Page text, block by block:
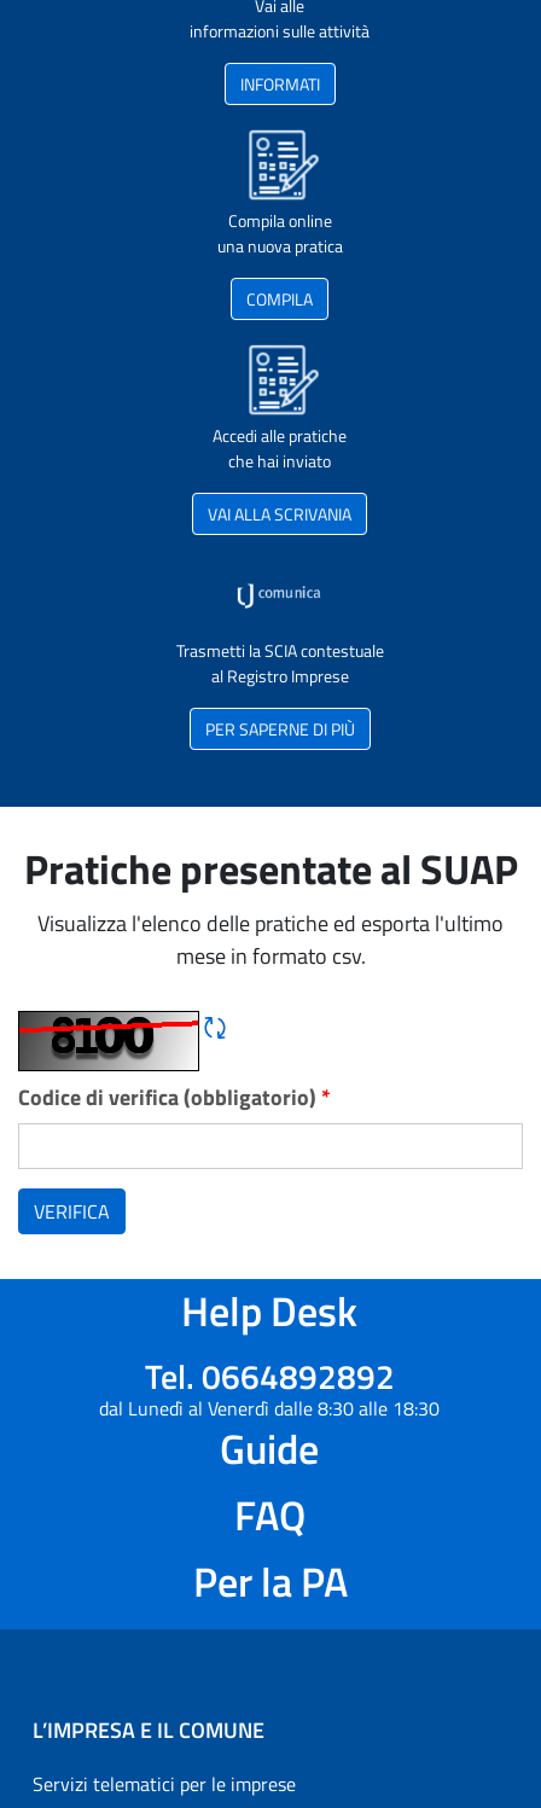
Vai alle
informazioni sulle attività
INFORMATI
Compila online
una nuova pratica
COMPILA
Accedi alle pratiche
che hai inviato
VAI ALLA SCRIVANIA
Trasmetti la SCIA contestuale
al Registro Imprese
PER SAPERNE DI PIÙ
Pratiche presentate al SUAP
Visualizza l'elenco delle pratiche ed esporta l'ultimo
mese in formato csv.
Rigene CAPTCHA
Codice di verifica (obbligatorio) *
VERIFICA
Help Desk
Tel. 0664892892
dal Lunedì al Venerdì dalle 8:30 alle 18:30
Guide
FAQ
Per la PA
L’IMPRESA E IL COMUNE
Servizi telematici per le imprese